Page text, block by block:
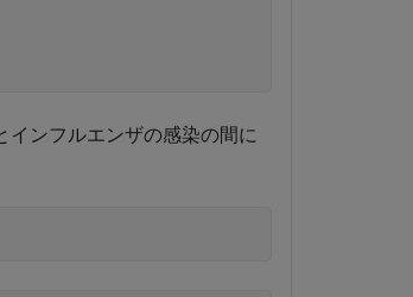
インフルエンザの感染の間に